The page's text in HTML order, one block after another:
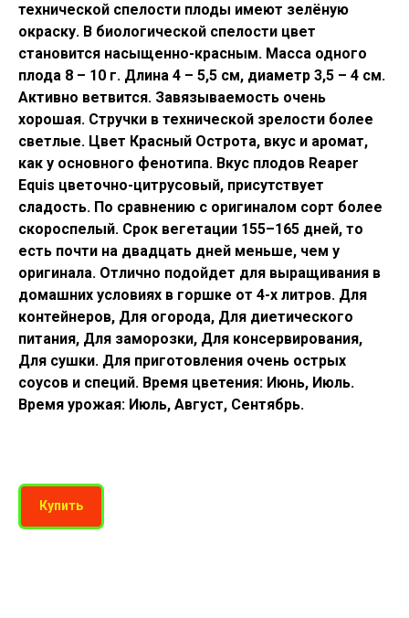
технической спелости плоды имеют зелёную
окраску. В биологической спелости цвет
становится насыщенно-красным. Масса одного
плода 8 – 10 г. Длина 4 – 5,5 см, диаметр 3,5 – 4 см.
Активно ветвится. Завязываемость очень
хорошая. Стручки в технической зрелости более
светлые. Цвет Красный Острота, вкус и аромат,
как у основного фенотипа. Вкус плодов Reaper
Equis цветочно-цитрусовый, присутствует
сладость. По сравнению с оригиналом сорт более
скороспелый. Срок вегетации 155–165 дней, то
есть почти на двадцать дней меньше, чем у
оригинала. Отлично подойдет для выращивания в
домашних условиях в горшке от 4-х литров. Для
контейнеров, Для огорода, Для диетического
питания, Для заморозки, Для консервирования,
Для сушки. Для приготовления очень острых
соусов и специй. Время цветения: Июнь, Июль.
Время урожая: Июль, Август, Сентябрь.
Купить